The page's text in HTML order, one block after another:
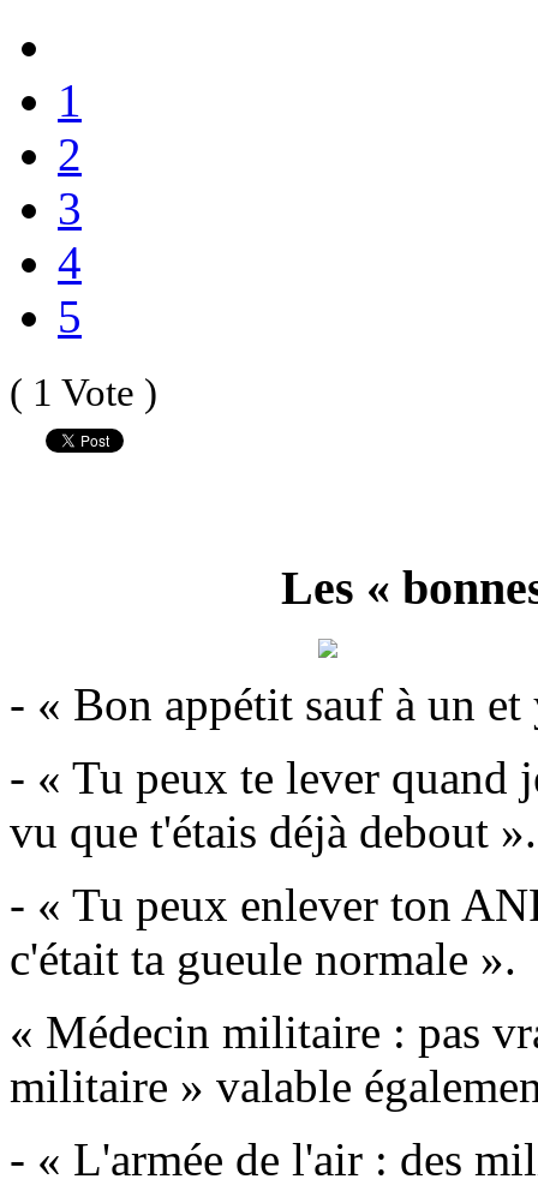
1
2
3
4
5
( 1 Vote )
Les «
- « Bon appétit sauf à un
- « Tu peux te lever quand
vu que t'étais déjà debout ».
- « Tu peux enlever ton
c'était ta gueule normale ».
« Médecin militaire : pas
militaire » valable
- « L'armée de l'air : des